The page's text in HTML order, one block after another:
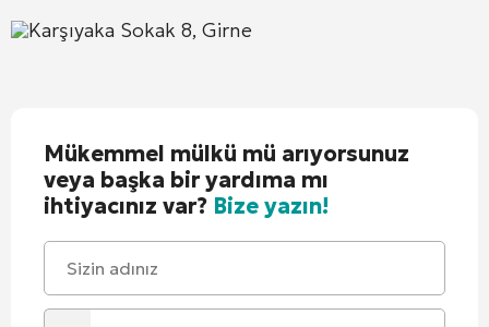
Karşıyaka Sokak 8, Girne
Mükemmel mülkü mü arıyorsunuz
veya başka bir yardıma mı
ihtiyacınız var? Bize yazın!